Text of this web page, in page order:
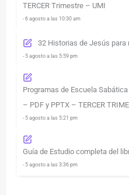
TERCER Trimestre – UMI
- 6 agosto a las 10:30 am
32 Historias de Jesús para
- 5 agosto a las 5:59 pm
Programas de Escuela
– PDF y PPTX – TERCER
- 5 agosto a las 5:21 pm
Guía de Estudio completa del
- 5 agosto a las 3:36 pm